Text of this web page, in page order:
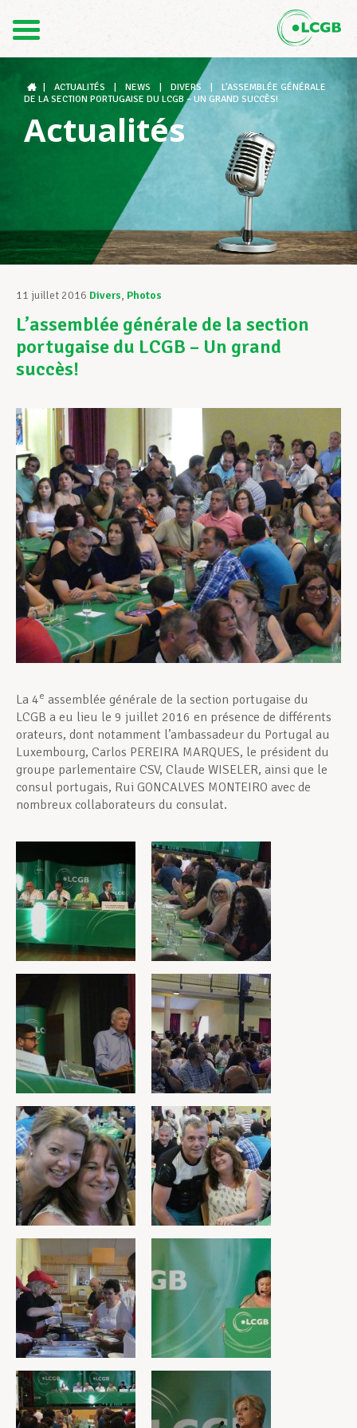
DE
Le LCGB
Structures syndicales
Assistance au Travail
Vos droits
Développement professionnel
Devenir Membre
Actualités
ACTUALITÉS NEWS DIVERS
L’ASSEMBLÉE GÉNÉRALE
DE LA SECTION PORTUGAISE DU LCGB – UN GRAND SUCCÈS!
Actualités
11 juillet 2016 Divers, Photos
L’assemblée générale de la section
portugaise du LCGB – Un grand
succès!
La 4e assemblée générale de la section portugaise du
LCGB a eu lieu le 9 juillet 2016 en présence de différents
orateurs, dont notamment l’ambassadeur du Portugal au
Luxembourg, Carlos PEREIRA MARQUES, le président du
groupe parlementaire CSV, Claude WISELER, ainsi que le
consul portugais, Rui GONCALVES MONTEIRO avec de
nombreux collaborateurs du consulat.